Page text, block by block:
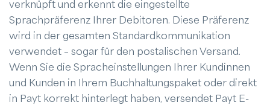
verknüpft und erkennt die eingestellte
Sprachpräferenz Ihrer Debitoren. Diese Präferenz
wird in der gesamten Standardkommunikation
verwendet – sogar für den postalischen Versand.
Wenn Sie die Spracheinstellungen Ihrer Kundinnen
und Kunden in Ihrem Buchhaltungspaket oder direkt
in Payt korrekt hinterlegt haben, versendet Payt E-